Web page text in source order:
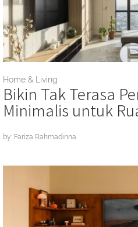
Home & Living
Bikin Tak Terasa
Minimalis untuk
by: Fariza Rahmadinna